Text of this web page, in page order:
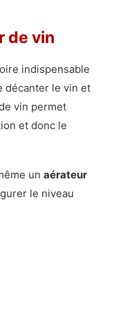
de vin
indispensable
décanter le vin et
vin permet
et donc le
un aérateur
le niveau